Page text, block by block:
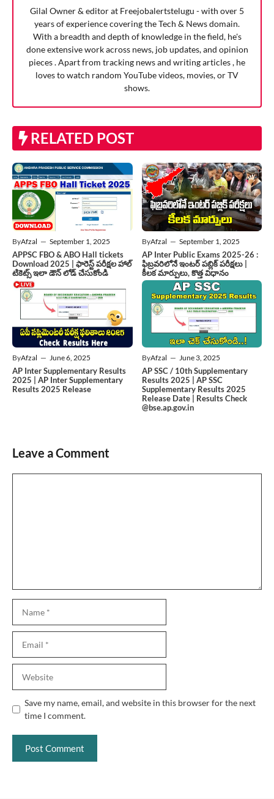
Gilal Owner & editor at Freejobalertstelugu - with over 5
years of experience covering the Tech & News domain.
With a breadth and depth of knowledge in the field, he's
done extensive work across news, job updates, and opinion
pieces . Apart from tracking news and writing articles , he
loves to watch random YouTube videos, movies, or TV
shows.
RELATED POST
ByAfzal — September 1, 2025
APPSC FBO & ABO Hall tickets
Download 2025 | ఫారెస్ట్ పరీక్షల హాల్
టికెట్స్ ఇలా డౌన్ లోడ్ చేసుకోండి
ByAfzal — September 1, 2025
AP Inter Public Exams 2025-26 :
ఫిబ్రవరిలోనే ఇంటర్ పబ్లిక్ పరీక్షలు |
కీలక మార్పులు, కొత్త విధానం
ByAfzal — June 6, 2025
AP Inter Supplementary Results
2025 | AP Inter Supplementary
Results 2025 Release
ByAfzal — June 3, 2025
AP SSC / 10th Supplementary
Results 2025 | AP SSC
Supplementary Results 2025
Release Date | Results Check
@bse.ap.gov.in
Leave a Comment
Save my name, email, and website in this browser for the next
time I comment.